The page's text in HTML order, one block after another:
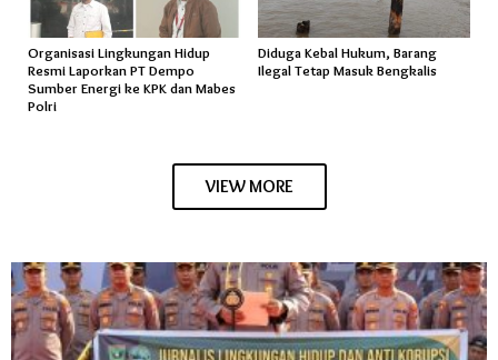
Organisasi Lingkungan Hidup
Resmi Laporkan PT Dempo
Sumber Energi ke KPK dan Mabes
Polri
Diduga Kebal Hukum, Barang
Ilegal Tetap Masuk Bengkalis
VIEW MORE